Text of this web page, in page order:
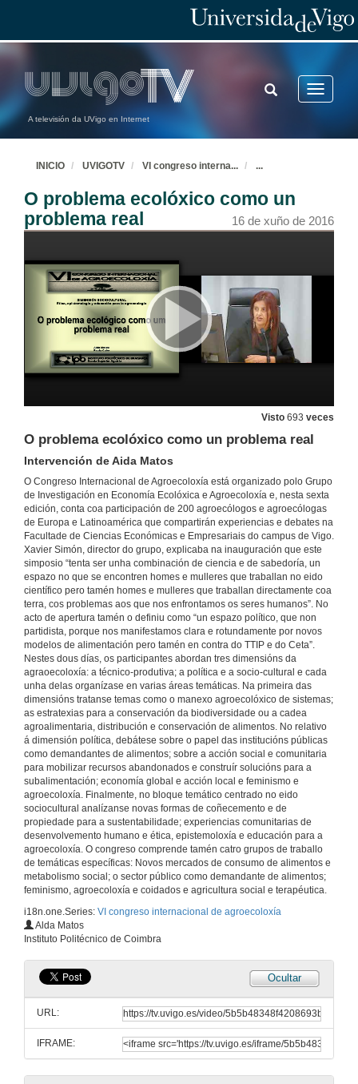
A televisión da UVigo en Internet
Toggle
TOGGLE
SEARCH
INICIO UVIGOTV VI congreso interna... ...
O problema ecolóxico como un
problema real
16 de xuño de 2016
Visto 693 veces
O problema ecolóxico como un problema real
Intervención de Aida Matos
O Congreso Internacional de Agroecoloxía está organizado polo Grupo
de Investigación en Economía Ecolóxica e Agroecoloxía e, nesta sexta
edición, conta coa participación de 200 agroecólogos e agroecólogas
de Europa e Latinoamérica que compartirán experiencias e debates na
Facultade de Ciencias Económicas e Empresariais do campus de Vigo.
Xavier Simón, director do grupo, explicaba na inauguración que este
simposio “tenta ser unha combinación de ciencia e de sabedoría, un
espazo no que se encontren homes e mulleres que traballan no eido
científico pero tamén homes e mulleres que traballan directamente coa
terra, cos problemas aos que nos enfrontamos os seres humanos”. No
acto de apertura tamén o definiu como “un espazo político, que non
partidista, porque nos manifestamos clara e rotundamente por novos
modelos de alimentación pero tamén en contra do TTIP e do Ceta”.
Nestes dous días, os participantes abordan tres dimensións da
agraoecoloxía: a técnico-produtiva; a política e a socio-cultural e cada
unha delas organízase en varias áreas temáticas. Na primeira das
dimensións tratanse temas como o manexo agroecolóxico de sistemas;
as estratexias para a conservación da biodiversidade ou a cadea
agroalimentaria, distribución e conservación de alimentos. No relativo
á dimensión política, debátese sobre o papel das institucións públicas
como demandantes de alimentos; sobre a acción social e comunitaria
para mobilizar recursos abandonados e construír solucións para a
subalimentación; economía global e acción local e feminismo e
agroecoloxía. Finalmente, no bloque temático centrado no eido
sociocultural analízanse novas formas de coñecemento e de
propiedade para a sustentabilidade; experiencias comunitarias de
desenvolvemento humano e ética, epistemoloxía e educación para a
agroecoloxía. O congreso comprende tamén catro grupos de traballo
de temáticas específicas: Novos mercados de consumo de alimentos e
metabolismo social; o sector público como demandante de alimentos;
feminismo, agroecoloxía e coidados e agricultura social e terapéutica.
i18n.one.Series: VI congreso internacional de agroecoloxía
Alda Matos
Instituto Politécnico de Coimbra
Ocultar
URL:
IFRAME:
Inauguración do VI Congreso Internacional de Agroecoloxía
16 de xuño de 2016
Presentación de Jorge Reichmann
16 de xuño de 2016
¿Podemos controlar o noso destino no Século da Gran Proba?
16 de xuño de 2016
¿Podemos controlar o noso destino no Século da Gran Proba? Quenda de cuestións
Quenda de cuestións
16 de xuño de 2016
Potencialidades, desafíos e limitacións da investigación agroecolóxica
Intervención de Santiago J. Sarandón
16 de xuño de 2016
Historia da Agroecología en México
Intervención de Marta Astier
16 de xuño de 2016
Campesino a campesino
16 de xuño de 2016
16 de xuño de 2016
Agricultura campesina: Agricultura de re-existencia
Intervención de Sonia Irene Cárdenas Solís
16 de xuño de 2016
Sobre a agricultura andina e a resiliencia frente ó cambio climático e a seguridade alimentaria